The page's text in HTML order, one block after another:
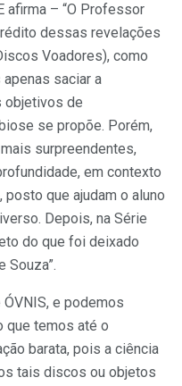
afirma – “O Professor
dessas revelações
Voadores), como
saciar a
objetivos de
se propõe. Porém,
surpreendentes,
em contexto
que ajudam o aluno
Depois, na Série
do que foi deixado
Souza”.
e podemos
que temos até o
barata, pois a ciência
tais discos ou objetos